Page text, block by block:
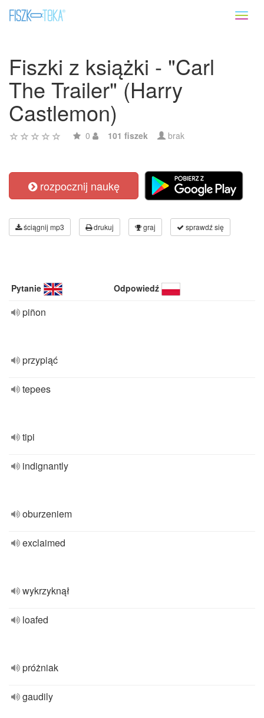
Fiszki z książki - "Carl
The Trailer" (Harry
Castlemon)
0 101 fiszek brak
rozpocznij naukę
ściągnij mp3 drukuj graj sprawdź się
Pytanie Odpowiedź
piñon
przypiąć
tepees
tipi
indignantly
oburzeniem
exclaimed
wykrzyknął
loafed
próżniak
gaudily